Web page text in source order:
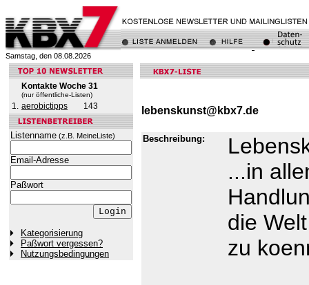
Samstag, den 08.08.2026
Kontakte Woche 31
(nur öffentliche-Listen)
1. aerobictipps 143
Listenname (z.B. MeineListe)
Email-Adresse
Paßwort
Kategorisierung
Paßwort vergessen?
Nutzungsbedingungen
lebenskunst@kbx7.de
Beschreibung:
...in
die
zu